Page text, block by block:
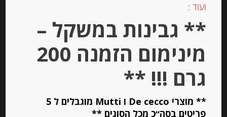
מחיר ל 100 גרם:14.80 ש"ח
מחיר ל 100 גרם:14.80 ש"ח
יחידות
ועוד :
** גבינות במשקל –
מינימום הזמנה 200
גרם !!! **
** מוצרי De cecco ו Mutti מוגבלים ל 5
פריטים בסה״כ מכל הסוגים **